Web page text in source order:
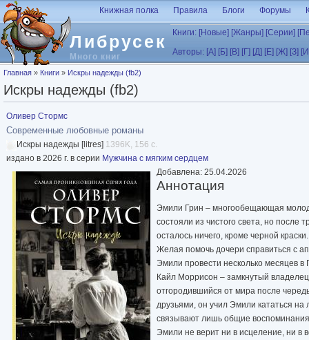
Перейти к основному содержанию
Либрусек
Много книг
Книжная полка Правила Блоги Форумы
Книги: [Новые] [Жанры] [Серии]
Авторы: [А] [Б] [В] [Г] [Д] [Е] [Ж] [З]
Вы здесь
Главная » Книги » Искры надежды (fb2)
Искры надежды (fb2)
Оливер Стормс
Современные любовные романы
Искры надежды [litres] 1396K, 156 с.
издано в 2026 г. в серии Мужчина с мягким сердцем
Добавлена: 25.04.2026
Аннотация
Эмили Грин – многообещающая
состояли из чистого света, но после
осталось ничего, кроме черной краски.
Желая помочь дочери справиться с
Эмили провести несколько месяцев в
Кайл Моррисон – замкнутый
отгородившийся от мира после
друзьями, он учил Эмили кататься
связывают лишь общие
Эмили не верит ни в исцеление, ни в